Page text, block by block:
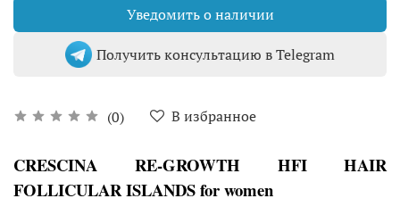
(0) В избранное
Уведомить о наличии
Получить консультацию в Telegram
CRESCINA RE-GROWTH HFI HAIR
FOLLICULAR ISLANDS for women